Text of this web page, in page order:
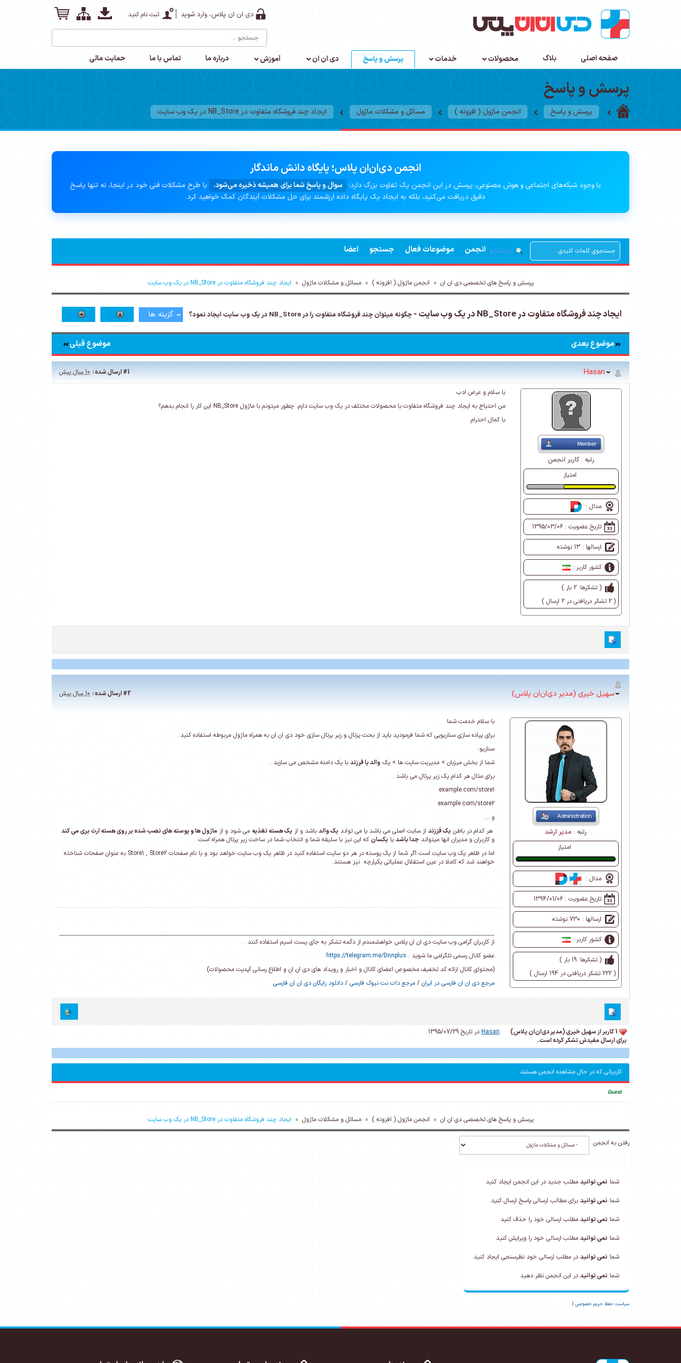
دی ان ان پلاس، وارد شوید ثبت نام کنید
صفحه اصلی بلاگ محصولات خدمات پرسش و پاسخ دی ان ان آموزش درباره ما تماس با ما حمایت مالی
پرسش و پاسخ
پرسش و پاسخ انجمن ماژول ( افزونه ) مسائل و مشکلات ماژول ایجاد چند فروشگاه متفاوت در NB_Store در یک وب سایت
انجمن دی‌ان‌ان پلاس؛ پایگاه دانش ماندگار
با وجود شبکه‌های اجتماعی و هوش مصنوعی، پرسش در این انجمن یک تفاوت بزرگ دارد: سوال و پاسخ شما برای همیشه ذخیره می‌شود.
با طرح مشکلات فنی خود در اینجا، نه تنها پاسخ
دقیق دریافت می‌کنید، بلکه به ایجاد یک پایگاه داده ارزشمند برای حل مشکلات آیندگان کمک خواهید کرد.
انجمن موضوعات فعال جستجو اعضا جستجو
پرسش و پاسخ های تخصصی دی ان ان » انجمن ماژول ( افزونه ) » مسائل و مشکلات ماژول » ایجاد چند فروشگاه متفاوت در NB_Store در یک وب سایت
ایجاد چند فروشگاه متفاوت در NB_Store در یک وب سایت - چگونه میتوان چند فروشگاه متفاوت را در NB_Store در یک وب سایت ایجاد نمود؟ گزینه ها
موضوع قبلی موضوع بعدی
Hasan
#1ارسال شده : 10 سال پیش
رتبه :کاربر انجمن
امتیاز
طبیعی
مدال :
تاریخ عضویت : 1395/03/06
ارسالها : 13 نوشته
کشور کاربر :
( تشکرها: 2 بار )
( 2 تشکر دریافتی در 2 ارسال )
با سلام و عرض ادب
من احتیاج به ایجاد چند فروشگاه متفاوت با محصولات مختلف در یک وب سایت دارم. چطور میتونم با ماژول NB_Store این کار را انجام بدهم؟
با کمال احترام
سهیل خیری (مدیر دی‌ان‌ان پلاس) #2 ارسال شده : 10 سال پیش
رتبه : مدیر ارشد
امتیاز
عالی
مدال :
تاریخ عضویت : 1394/01/06
ارسالها : 730 نوشته
کشور کاربر :
( تشکرها: 19 بار )
( 222 تشکر دریافتی در 194 ارسال )
با سلام خدمت شما
برای پیاده سازی سناریویی که شما فرمودید باید از بحث پرتال و زیر پرتال سازی خود دی ان ان به همراه ماژول مربوطه استفاده کنید .
سناریو:
شما از بخش میزبان > مدیریت سایت ها > یک والد یا فرزند با یک دامنه مشخص می سازید .
برای مثال هر کدام یک زیر پرتال می باشد .
example.com/store1
example.com/store2
و ....
هر کدام در باطن یک فززند از سایت اصلی می باشد یا می تواند یک والد باشد و از یک هسته تغذیه می شود و از ماژول ها و پوسته های نصب شده بر روی هسته ارث بری می کند
و کاربران و مدیران انها میتواند جدا باشد یا یکسان که این نیز با سلیقه شما و انتخاب شما در ساخت زیر پرتال همراه است .
اما در ظاهر یک وب سایت است اگر شما از یک پوسته در هر دو سایت استفاده کنید در ظاهر یک وب سایت خواهد بود و با نام صفحات Store1 , Store2 به عنوان صفحات شناخته
خواهند شد که کاملا در عین استقلال عملیاتی یکپارچه نیز هستند.
از کاربران گرامی وب سایت دی ان ان پلاس خواهشمندم از دگمه تشکر به جای پست اسپم استفاده کنند .
عضو کانال رسمی تلگرامی ما شوید : https://telegram.me/Dnnplus
(محتوای کانال ارائه کد تخفیف مخصوص اعضای کانال و اخبار و رویداد های دی ان ان و اطلاع رسانی آپدیت محصولات)
مرجع دی ان ان فارسی در ایران / مرجع دات نت نیوک فارسی / دانلود رایگان دی ان ان فارسی
1 کاربر از سهیل خیری (مدیر دی‌ان‌ان پلاس)
برای ارسال مفیدش تشکر کرده است.
Hasan در تاریخ 1395/07/29
کاربرانی که در حال مشاهده انجمن هستند
Guest
پرسش و پاسخ های تخصصی دی ان ان » انجمن ماژول ( افزونه ) » مسائل و مشکلات ماژول » ایجاد چند فروشگاه متفاوت در NB_Store در یک وب سایت
رفتن به انجمن
شما نمی توانید مطلب جدید در این انجمن ایجاد کنید
شما نمی توانید برای مطالب ارسالی پاسخ ارسال کنید
شما نمی توانید مطلب ارسالی خود را حذف کنید
شما نمی توانید مطلب ارسالی خود را ویرایش کنید
شما نمی توانید در مطلب ارسالی خود نظرسنجی ایجاد کنید
شما نمی توانید در این انجمن نظر دهید
سیاست حفظ حریم خصوصی |